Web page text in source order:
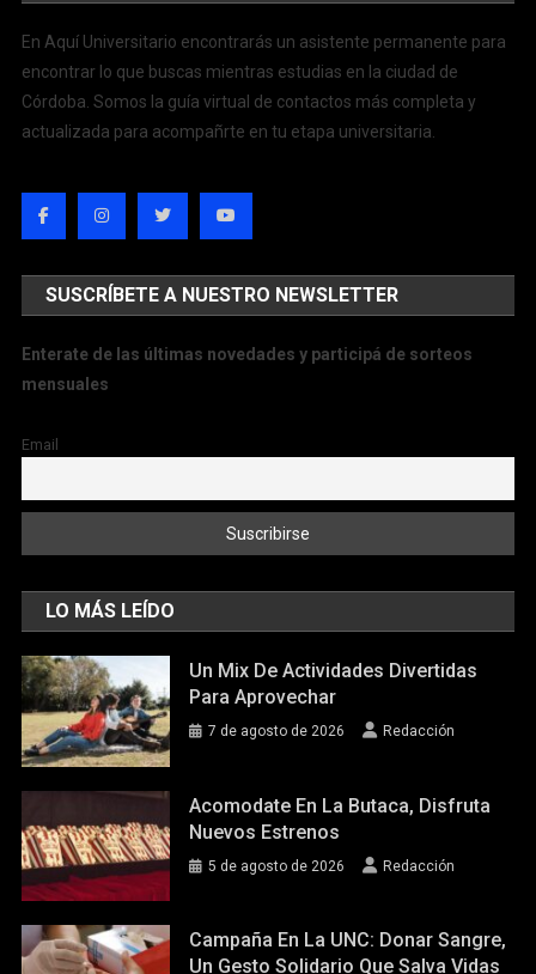
En Aquí Universitario encontrarás un asistente permanente para
encontrar lo que buscas mientras estudias en la ciudad de
Córdoba. Somos la guía virtual de contactos más completa y
actualizada para acompañrte en tu etapa universitaria.
SUSCRÍBETE A NUESTRO NEWSLETTER
Enterate de las últimas novedades y participá de sorteos
mensuales
Email
LO MÁS LEÍDO
Un Mix De Actividades Divertidas
Para Aprovechar
7 de agosto de 2026 Redacción
Acomodate En La Butaca, Disfruta
Nuevos Estrenos
5 de agosto de 2026 Redacción
Campaña En La UNC: Donar Sangre,
Un Gesto Solidario Que Salva Vidas